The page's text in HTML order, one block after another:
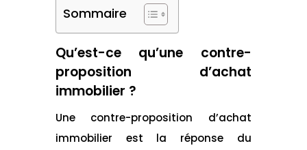
Sommaire
Qu’est-ce qu’une contre-
proposition d’achat
immobilier ?
Une contre-proposition d’achat
immobilier est la réponse du